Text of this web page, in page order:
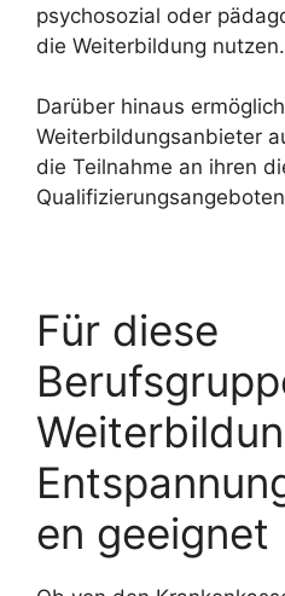
psychosozial oder
die Weiterbildung nutzen.
Darüber hinaus
Weiterbildungsanbieter
die Teilnahme an ihren
Für diese
en geeignet